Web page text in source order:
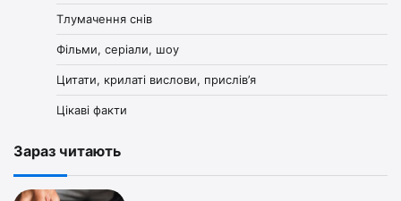
Тлумачення снів
Фільми, серіали, шоу
Цитати, крилаті вислови, прислів’я
Цікаві факти
Зараз читають